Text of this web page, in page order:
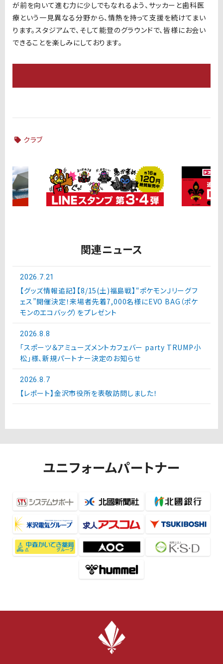
が前を向いて進む力に少しでもなれるよう、サッカーと歯科医
療という一見異なる分野から、情熱を持って支援を続けてまい
ります。スタジアムで、そして能登のグラウンドで、皆様にお会い
できることを楽しみにしております。
クラブ
関連ニュース
2026.7.21
【グッズ情報追記】【8/15(土)福島戦】“ポケモンＪリーグフ
ェス”開催決定！来場者先着7,000名様にEVO BAG（ポケ
モンのエコバッグ）をプレゼント
2026.8.8
「スポーツ＆アミューズメントカフェバー party TRUMP小
松」様、新規パートナー決定のお知らせ
2026.8.7
【レポート】金沢市役所を表敬訪問しました！
ユニフォームパートナー